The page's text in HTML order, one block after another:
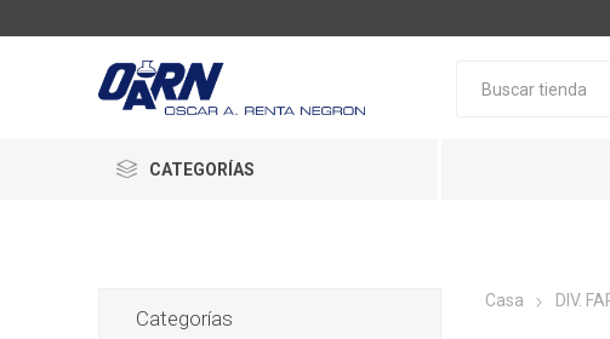
CATEGORÍAS
Casa DIV.
Categorías